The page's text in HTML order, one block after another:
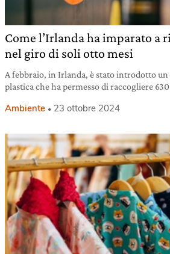
Come l’Irlanda ha imparato a
nel giro di soli otto mesi
A febbraio, in Irlanda, è stato introdotto
plastica che ha permesso di raccogliere
Ambiente 23 ottobre 2024